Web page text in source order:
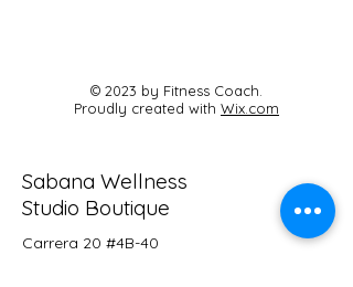
© 2023 by Fitness Coach.
Proudly created with Wix.com
Sabana Wellness
Studio Boutique
Carrera 20 #4B-40